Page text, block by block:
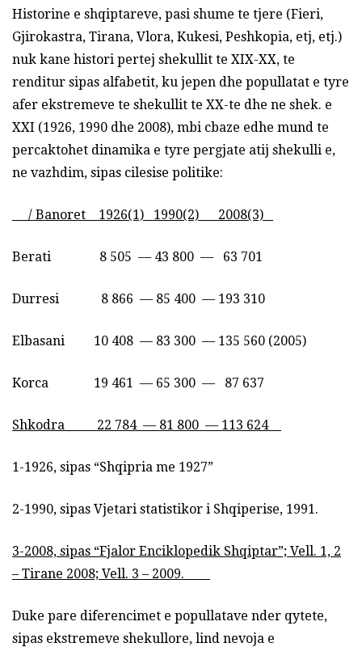
Historine e shqiptareve, pasi shume te tjere (Fieri,
Gjirokastra, Tirana, Vlora, Kukesi, Peshkopia, etj, etj.)
nuk kane histori pertej shekullit te XIX-XX, te
renditur sipas alfabetit, ku jepen dhe popullatat e tyre
afer ekstremeve te shekullit te XX-te dhe ne shek. e
XXI (1926, 1990 dhe 2008), mbi cbaze edhe mund te
percaktohet dinamika e tyre pergjate atij shekulli e,
ne vazhdim, sipas cilesise politike:
/ Banoret 1926(1) 1990(2) 2008(3)
Berati 8 505 — 43 800 — 63 701
Durresi 8 866 — 85 400 — 193 310
Elbasani 10 408 — 83 300 — 135 560 (2005)
Korca 19 461 — 65 300 — 87 637
Shkodra 22 784 — 81 800 — 113 624
1-1926, sipas “Shqipria me 1927”
2-1990, sipas Vjetari statistikor i Shqiperise, 1991.
3-2008, sipas “Fjalor Enciklopedik Shqiptar”; Vell. 1, 2
– Tirane 2008; Vell. 3 – 2009.
Duke pare diferencimet e popullatave nder qytete,
sipas ekstremeve shekullore, lind nevoja e